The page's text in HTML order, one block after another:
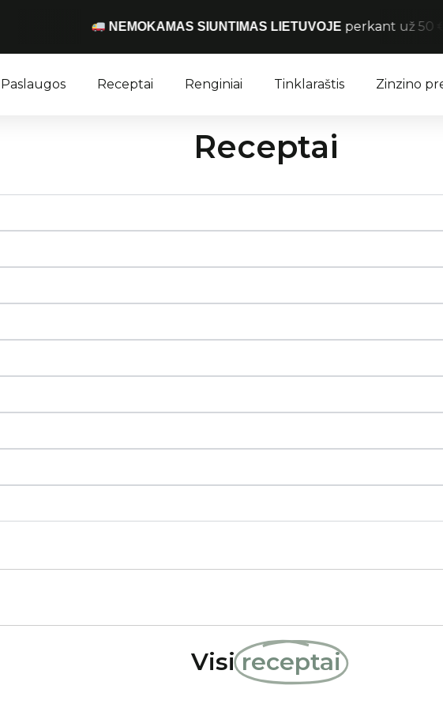
NEMOKAMAS SIUNTIMAS LIETUVOJEperkant už 50 € ir
Paslaugos Receptai Renginiai Tinklaraštis Zinzino
Receptai
Visi receptai